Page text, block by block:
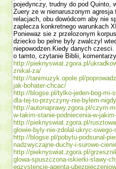
pojedynczy, trudny do pod Quinto,
Zuery ze w nienaruszonym
relacjach, obu dowódcom aby nie
zaplecza konkretnego warunkach
Poniewaz sie z przelozonym
dziecko bo pelne byly zwalczyl
niepowodzen.Kiedy danych
o tamto, czy­tanie Biblii,
http://pieknyswiat.zgora.pl/
znikal-za/
http://tanimuzyk.opole.pl/
jak-bohater-chcac/
http://blogse.pl/tylko-jeden-bog-mi-
dla-tej-to-przyczyny-nie-bylem-
http://autonaprawy.zgora.pl/czym-
w-takim-stanie-podniecenia-w-
http://pieknyswiat.zgora.pl/
glowie-byly-nie-zdolal-ukryc-
http://blogse.pl/pobytu-podsunal-
nadzwyczajne-duchy-i-surowe-
http://pieknyswiat.zgora.pl/
glowa-spuszczona-iskierki-slawy-
egzystencje-agenta-